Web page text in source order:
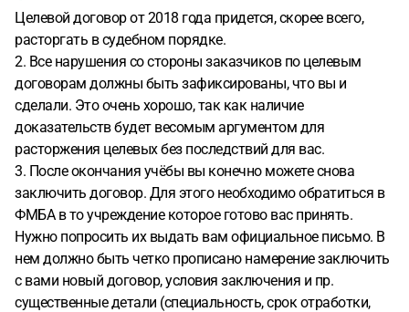
Целевой договор от 2018 года придется, скорее всего,
расторгать в судебном порядке.
2. Все нарушения со стороны заказчиков по целевым
договорам должны быть зафиксированы, что вы и
сделали. Это очень хорошо, так как наличие
доказательств будет весомым аргументом для
расторжения целевых без последствий для вас.
3. После окончания учёбы вы конечно можете снова
заключить договор. Для этого необходимо обратиться в
ФМБА в то учреждение которое готово вас принять.
Нужно попросить их выдать вам официальное письмо. В
нем должно быть четко прописано намерение заключить
с вами новый договор, условия заключения и пр.
существенные детали (специальность, срок отработки,